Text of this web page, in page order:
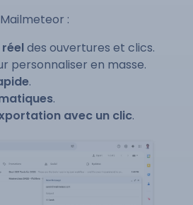
:
des ouvertures et clics.
personnaliser en masse.
.
.
avec un clic.